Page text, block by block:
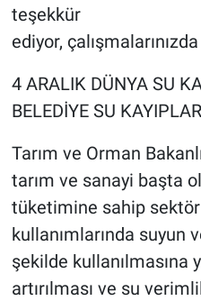
teşekkür
ediyor,
4 ARALIK DÜNYA SU
BELEDİYE SU
Tarım ve Orman
tarım ve sanayi başta
tüketimine sahip
kullanımlarında
şekilde kullanılmasına
artırılması ve su